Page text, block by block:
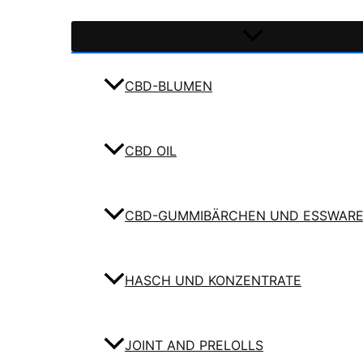
CBD-BLUMEN
CBD OIL
CBD-GUMMIBÄRCHEN UND
HASCH UND KONZENTRATE
JOINT AND PRELOLLS